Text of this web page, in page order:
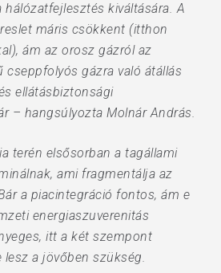
hálózatfejlesztés kiváltására. A
máris csökkent (itthon
ám az orosz gázról az
cseppfolyós gázra való átállás
ellátásbiztonsági
– hangsúlyozta Molnár András.
terén elsősorban a tagállami
ami fragmentálja az
a piacintegráció fontos, ám e
energiaszuverenitás
itt a két szempont
lesz a jövőben szükség.